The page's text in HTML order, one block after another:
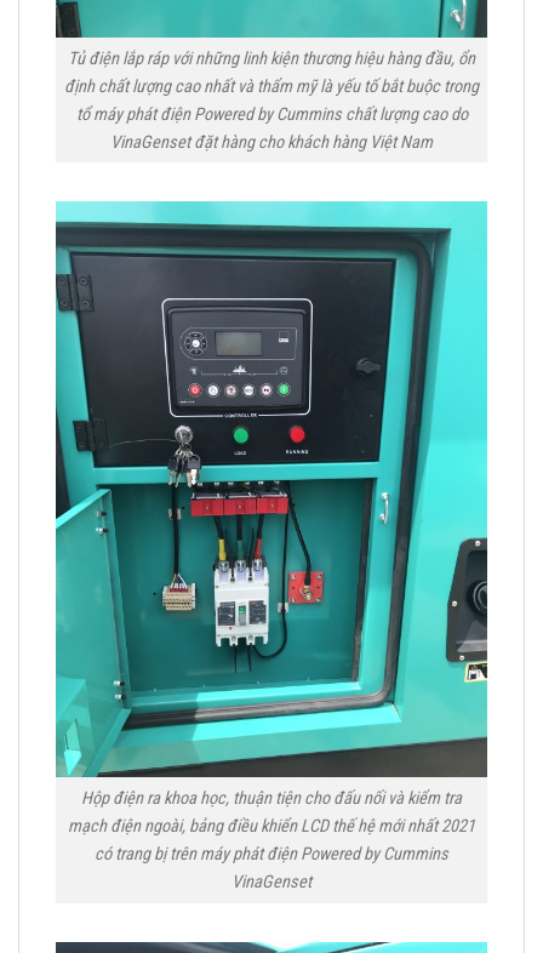
Tủ điện lắp ráp với những linh kiện thương hiệu hàng đầu, ổn
định chất lượng cao nhất và thẩm mỹ là yếu tố bắt buộc trong
tổ máy phát điện Powered by Cummins chất lượng cao do
VinaGenset đặt hàng cho khách hàng Việt Nam
Hộp điện ra khoa học, thuận tiện cho đấu nối và kiểm tra
mạch điện ngoài, bảng điều khiển LCD thế hệ mới nhất 2021
có trang bị trên máy phát điện Powered by Cummins
VinaGenset